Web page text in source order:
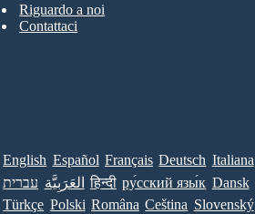
Riguardo a noi
Contattaci
English Español Français Deutsch Italiana
עברית العَرَبِيَّة हिन्दी ру́сский язы́к Dansk
Türkçe Polski Româna Ceština Slovenský